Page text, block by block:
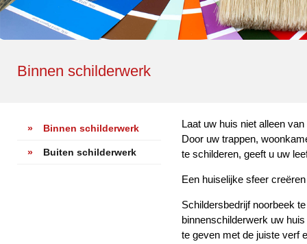
Binnen schilderwerk
» Binnen schilderwerk
» Buiten schilderwerk
Laat uw huis niet alleen
Door uw trappen,
te schilderen, geeft u uw
Een huiselijke sfeer creëren
Schildersbedrijf noorbeek
binnenschilderwerk uw
te geven met de juiste verf